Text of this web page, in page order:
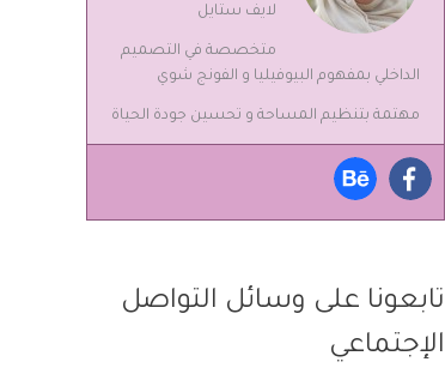
لايف ستايل
متخصصة في التصميم
الداخلي بمفهوم البيوفيليا و الفونج شوي
مهتمة بتنظيم المساحة و تحسين جودة الحياة
تابعونا على وسائل التواصل
الإجتماعي